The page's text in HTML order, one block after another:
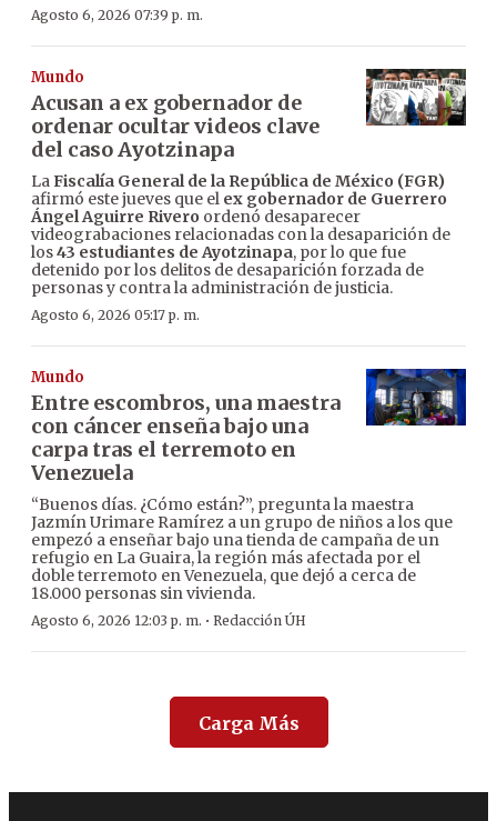
Agosto 6, 2026 07:39 p. m.
Mundo
Acusan a ex gobernador de
ordenar ocultar videos clave
del caso Ayotzinapa
LaFiscalía General de la República de México (FGR)
afirmó este jueves que el ex gobernador de Guerrero
Ángel Aguirre Rivero ordenó desaparecer
videograbaciones relacionadas con la desaparición de
los43 estudiantes de Ayotzinapa, por lo que fue
detenido por los delitos de desaparición forzada de
personas y contra la administración de justicia.
Agosto 6, 2026 05:17 p. m.
Mundo
Entre escombros, una maestra
con cáncer enseña bajo una
carpa tras el terremoto en
Venezuela
“Buenos días. ¿Cómo están?”, pregunta la maestra
Jazmín Urimare Ramírez a un grupo de niños a los que
empezó a enseñar bajo una tienda de campaña de un
refugio en La Guaira, la región más afectada por el
doble terremoto en Venezuela, que dejó a cerca de
18.000 personas sin vivienda.
Agosto 6, 2026 12:03 p. m. · Redacción ÚH
Carga Más